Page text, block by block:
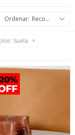
Recomendados
Suela